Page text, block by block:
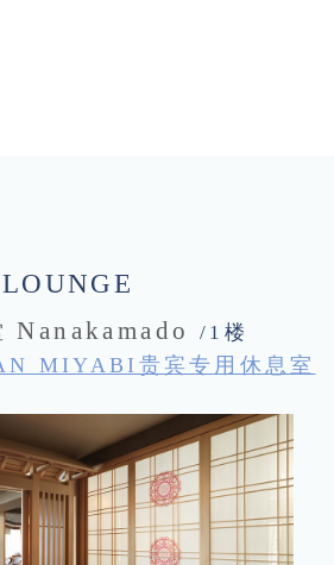
LOUNGE
Nanakamado /1楼
MIYABI贵宾专用休息室